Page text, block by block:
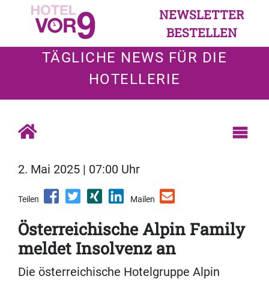
NEWSLETTER
BESTELLEN
TÄGLICHE NEWS FÜR DIE
HOTELLERIE
2. Mai 2025 | 07:00 Uhr
Teilen Mailen
Österreichische Alpin Family
meldet Insolvenz an
Die österreichische Hotelgruppe Alpin